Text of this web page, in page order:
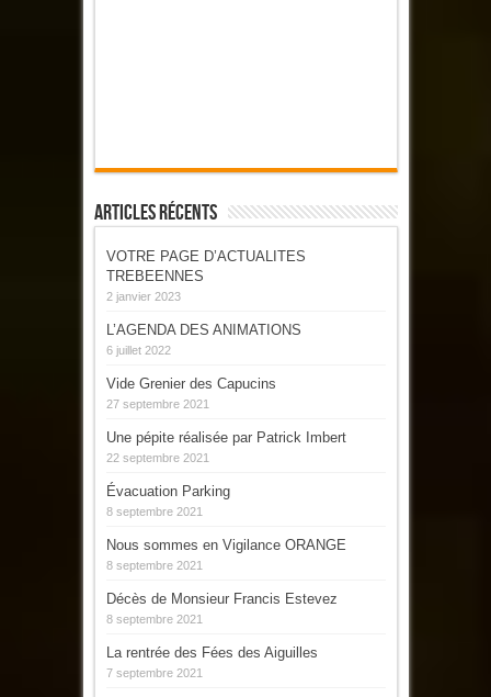
Articles Récents
VOTRE PAGE D’ACTUALITES
TREBEENNES
2 janvier 2023
L’AGENDA DES ANIMATIONS
6 juillet 2022
Vide Grenier des Capucins
27 septembre 2021
Une pépite réalisée par Patrick Imbert
22 septembre 2021
Évacuation Parking
8 septembre 2021
Nous sommes en Vigilance ORANGE
8 septembre 2021
Décès de Monsieur Francis Estevez
8 septembre 2021
La rentrée des Fées des Aiguilles
7 septembre 2021